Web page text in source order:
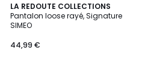
LA REDOUTE COLLECTIONS
Pantalon loose rayé, Signature
SIMEO
44,99 €
4,2
/ 5